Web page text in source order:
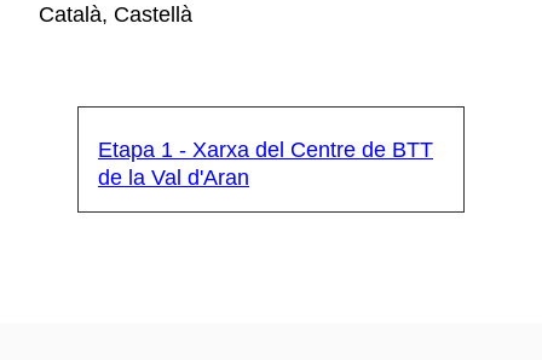
Català, Castellà
Etapa 1 - Xarxa del Centre de BTT
de la Val d'Aran